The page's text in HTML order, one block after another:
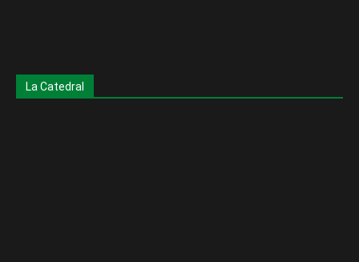
La Catedral